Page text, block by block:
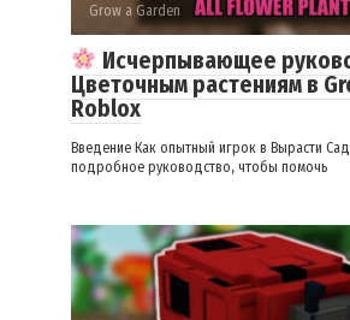
Grow a Garden
Исчерпывающее
Цветочным растениям в
Roblox
Введение Как опытный игрок в Вырасти
подробное руководство, чтобы помочь